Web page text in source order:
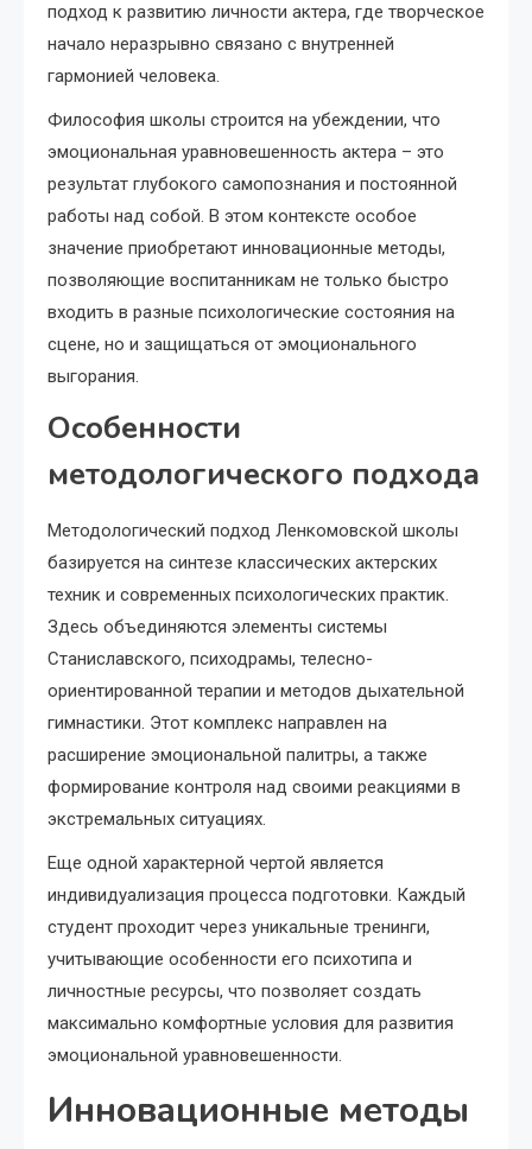
подход к развитию личности актера, где творческое
начало неразрывно связано с внутренней
гармонией человека.
Философия школы строится на убеждении, что
эмоциональная уравновешенность актера – это
результат глубокого самопознания и постоянной
работы над собой. В этом контексте особое
значение приобретают инновационные методы,
позволяющие воспитанникам не только быстро
входить в разные психологические состояния на
сцене, но и защищаться от эмоционального
выгорания.
Особенности
методологического подхода
Методологический подход Ленкомовской школы
базируется на синтезе классических актерских
техник и современных психологических практик.
Здесь объединяются элементы системы
Станиславского, психодрамы, телесно-
ориентированной терапии и методов дыхательной
гимнастики. Этот комплекс направлен на
расширение эмоциональной палитры, а также
формирование контроля над своими реакциями в
экстремальных ситуациях.
Еще одной характерной чертой является
индивидуализация процесса подготовки. Каждый
студент проходит через уникальные тренинги,
учитывающие особенности его психотипа и
личностные ресурсы, что позволяет создать
максимально комфортные условия для развития
эмоциональной уравновешенности.
Инновационные методы